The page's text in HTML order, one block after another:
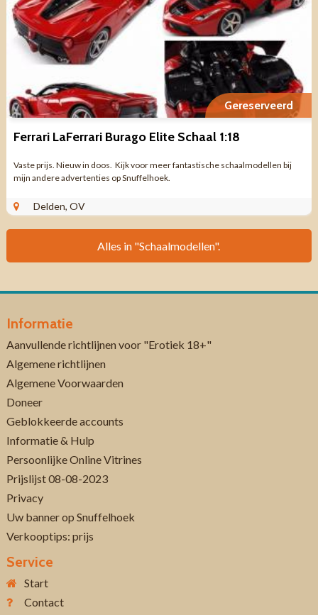
Gereserveerd
Ferrari LaFerrari Burago Elite Schaal 1:18
Vaste prijs. Nieuw in doos. Kijk voor meer fantastische schaalmodellen bij
mijn andere advertenties op Snuffelhoek.
Delden, OV
Alles in "Schaalmodellen".
Informatie
Aanvullende richtlijnen voor "Erotiek 18+"
Algemene richtlijnen
Algemene Voorwaarden
Doneer
Geblokkeerde accounts
Informatie & Hulp
Persoonlijke Online Vitrines
Prijslijst 08-08-2023
Privacy
Uw banner op Snuffelhoek
Verkooptips: prijs
Service
Start
Contact